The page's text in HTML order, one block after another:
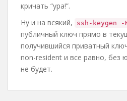
кричать “ура!”.
Ну и на всякий,
ssh-keygen -
публичный ключ прямо в
получившийся приватный
non-resident и все равно, без
не будет.